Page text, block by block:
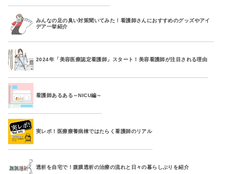
みんなの足の臭い対策聞いてみた！看護師さんにおすすめのグッズやアイ
デア一挙紹介
2024年「美容医療認定看護師」スタート！美容看護師が注目される理由
看護師あるある～NICU編～
実レポ！医療療養病棟ではたらく看護師のリアル
透析を自宅で！腹膜透析の治療の流れと日々の暮らしぶりを紹介